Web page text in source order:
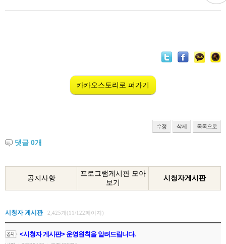
카카오스토리로 퍼가기
수정 삭제 목록으로
댓글 0개
공지사항
프로그램게시판 모아
보기
시청자게시판
시청자 게시판 2,425개(11/122페이지)
<시청자 게시판> 운영원칙을 알려드립니다.